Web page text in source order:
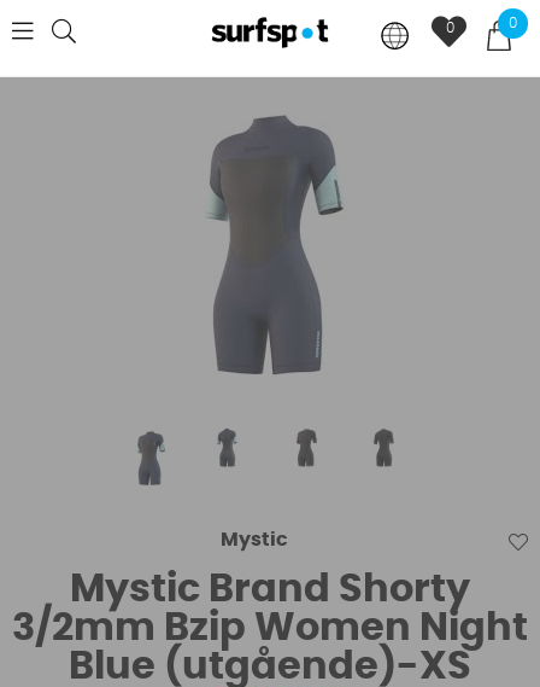
0
0
Mystic
Mystic Brand Shorty
3/2mm Bzip Women Night
Blue (utgående)-XS